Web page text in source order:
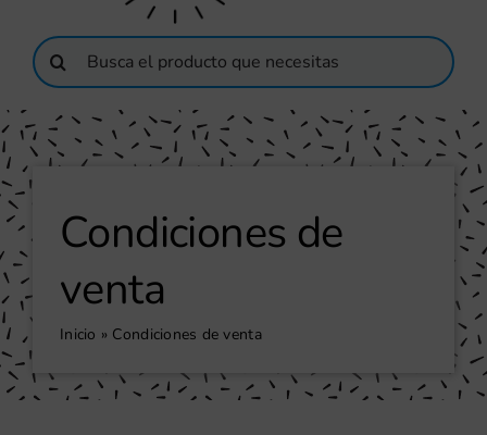
Buscar:
Condiciones de
venta
Inicio » Condiciones de venta